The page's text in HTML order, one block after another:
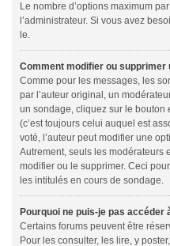
Le nombre d’options maximum
l’administrateur. Si vous avez
le.
Comment modifier ou supprimer
Comme pour les messages, les
par l’auteur original, un
un sondage, cliquez sur le bouton
(c’est toujours celui auquel est
voté, l’auteur peut modifier une
Autrement, seuls les modérateurs
modifier ou le supprimer. Ceci
les intitulés en cours de sondage.
Pourquoi ne puis-je pas accéder
Certains forums peuvent être
Pour les consulter, les lire, y